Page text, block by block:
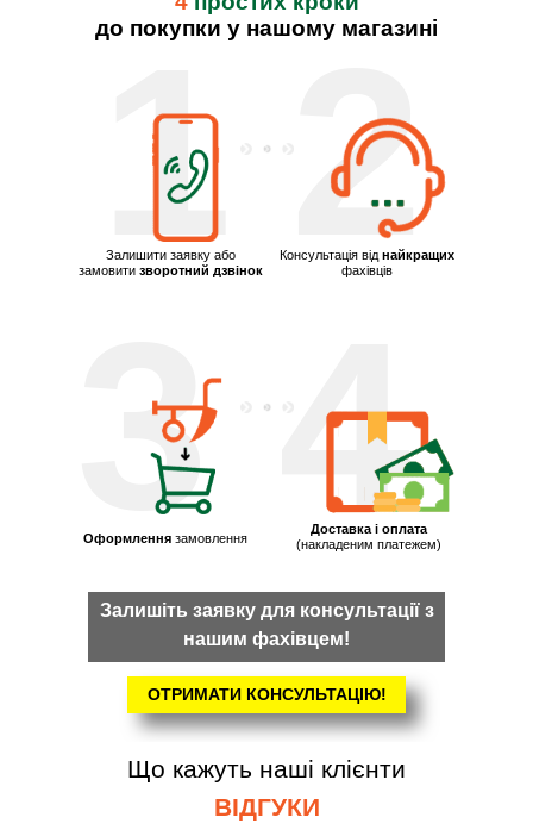
1
4
3
2
Залишити заявку або
замовити зворотний дзвінок
Консультація від найкращих
фахівців
Оформлення замовлення
Доставка і оплата
(накладеним платежем)
до покупки у нашому магазині
ОТРИМАТИ КОНСУЛЬТАЦІЮ!
Залишіть заявку для консультації з
нашим фахівцем!
Що кажуть наші клієнти
ВІДГУКИ